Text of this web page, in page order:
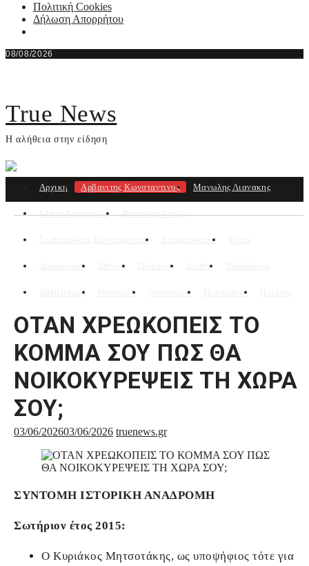
Πολιτική Cookies
Δήλωση Απορρήτου
Skip
08/08/2026
True News
Η αλήθεια στην είδηση
Αρχικη Αρβανιτης Κωνσταντινος Μανωλης Λιανακης
Ελενα Καραμπελα Βασιλικη Νιαβη
Σταθοπουλος Κωνσταντινος Επικαιροτητα
Δικαιοσυνη Εθνικα Πολιτική Διεθνη
Αθλητισμος Θρησκεια Αστυνομια Πολιτισμος
ΟΤΑΝ ΧΡΕΩΚΟΠΕΙΣ ΤΟ
ΚΟΜΜΑ ΣΟΥ ΠΩΣ ΘΑ
ΝΟΙΚΟΚΥΡΕΨΕΙΣ ΤΗ ΧΩΡΑ
ΣΟΥ;
03/06/202603/06/2026 truenews.gr
ΣΥΝΤΟΜΗ ΙΣΤΟΡΙΚΗ ΑΝΑΔΡΟΜΗ
Σωτήριον έτος 2015:
Ο Κυριάκος Μητσοτάκης, ως υποψήφιος τότε για